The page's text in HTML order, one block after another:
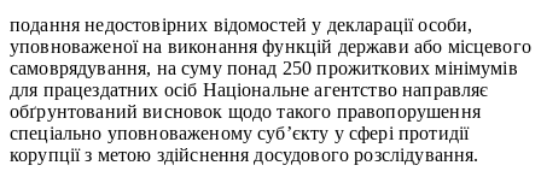
подання недостовірних відомостей у декларації особи,
уповноваженої на виконання функцій держави або місцевого
самоврядування, на суму понад 250 прожиткових мінімумів
для працездатних осіб Національне агентство направляє
обґрунтований висновок щодо такого правопорушення
спеціально уповноваженому суб’єкту у сфері протидії
корупції з метою здійснення досудового розслідування.